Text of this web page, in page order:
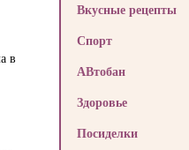
в
Вкусные рецепты
Спорт
АВтобан
Здоровье
Посиделки